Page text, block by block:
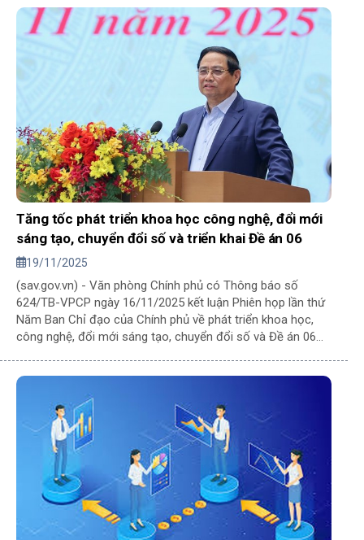
Tăng tốc phát triển khoa học công nghệ, đổi mới
sáng tạo, chuyển đổi số và triển khai Đề án 06
19/11/2025
(sav.gov.vn) - Văn phòng Chính phủ có Thông báo số
624/TB-VPCP ngày 16/11/2025 kết luận Phiên họp lần thứ
Năm Ban Chỉ đạo của Chính phủ về phát triển khoa học,
công nghệ, đổi mới sáng tạo, chuyển đổi số và Đề án 06